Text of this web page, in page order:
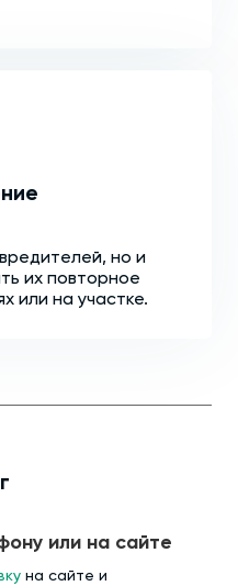
но и
их повторное
или на участке.
или на сайте
на сайте и